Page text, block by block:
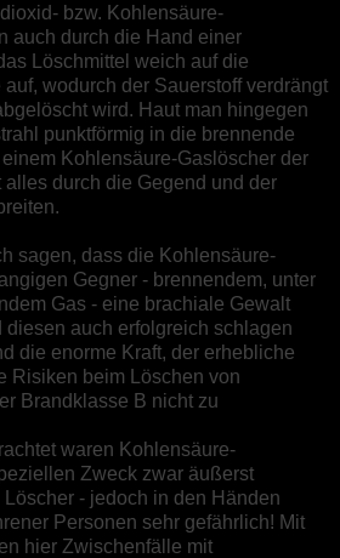
bzw. Kohlensäure-
auch durch die Hand einer
Löschmittel weich auf die
wodurch der Sauerstoff verdrängt
wird. Haut man hingegen
punktförmig in die brennende
Kohlensäure-Gaslöscher der
alles durch die Gegend und der
sagen, dass die Kohlensäure-
Gegner - brennendem, unter
Gas - eine brachiale Gewalt
diesen auch erfolgreich schlagen
die enorme Kraft, der erhebliche
Risiken beim Löschen von
Brandklasse B nicht zu
waren Kohlensäure-
Zweck zwar äußerst
- jedoch in den Händen
Personen sehr gefährlich! Mit
hier Zwischenfälle mit